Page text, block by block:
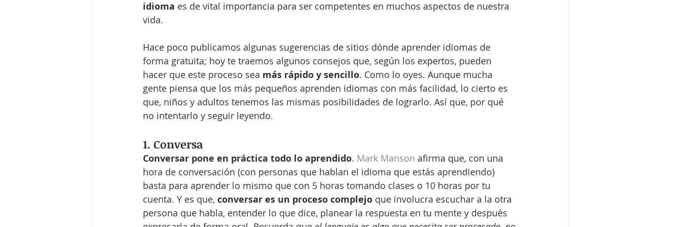
idioma es de vital importancia para ser competentes en muchos aspectos de nuestra
vida.
Hace poco publicamos algunas sugerencias de sitios dónde aprender idiomas de
forma gratuita; hoy te traemos algunos consejos que, según los expertos, pueden
hacer que este proceso sea más rápido y sencillo. Como lo oyes. Aunque mucha
gente piensa que los más pequeños aprenden idiomas con más facilidad, lo cierto es
que, niños y adultos tenemos las mismas posibilidades de lograrlo. Así que, por qué
no intentarlo y seguir leyendo.
1. Conversa
Conversar pone en práctica todo lo aprendido. Mark Manson afirma que, con una
hora de conversación (con personas que hablan el idioma que estás aprendiendo)
basta para aprender lo mismo que con 5 horas tomando clases o 10 horas por tu
cuenta. Y es que, conversar es un proceso complejo que involucra escuchar a la otra
persona que habla, entender lo que dice, planear la respuesta en tu mente y después